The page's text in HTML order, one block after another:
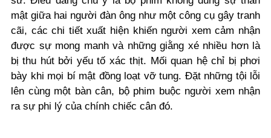
mật giữa hai người đàn ông như một công cụ gây tranh
cãi, các chi tiết xuất hiện khiến người xem cảm nhận
được sự mong manh và những giằng xé nhiều hơn là
bị thu hút bởi yếu tố xác thịt. Mối quan hệ chỉ bị phơi
bày khi mọi bí mật đồng loạt vỡ tung. Đặt những tội lỗi
lên cùng một bàn cân, bộ phim buộc người xem nhận
ra sự phi lý của chính chiếc cân đó.